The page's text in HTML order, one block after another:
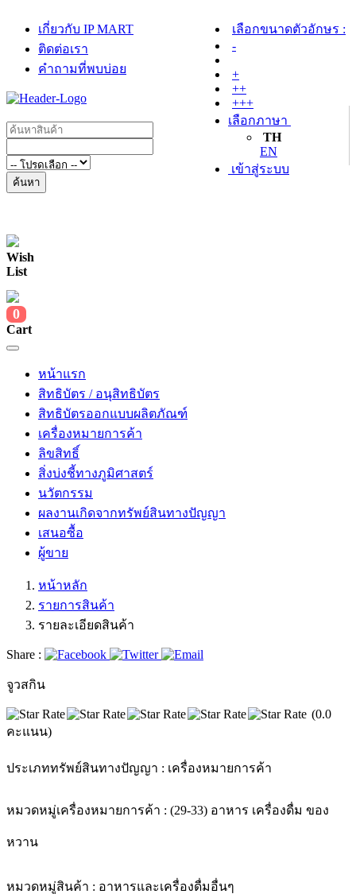
เกี่ยวกับ IP MART
ติดต่อเรา
คำถามที่พบบ่อย
เลือกขนาดตัวอักษร :
-
+
++
+++
เลือกภาษา
TH
EN
เข้าสู่ระบบ
ค้นหา
Wish
List
0
Cart
หน้าแรก
สิทธิบัตร / อนุสิทธิบัตร
สิทธิบัตรออกแบบผลิตภัณฑ์
เครื่องหมายการค้า
ลิขสิทธิ์
สิ่งบ่งชี้ทางภูมิศาสตร์
นวัตกรรม
ผลงานเกิดจากทรัพย์สินทางปัญญา
เสนอซื้อ
ผู้ขาย
หน้าหลัก
รายการสินค้า
รายละเอียดสินค้า
Share :
จูวสกิน
(0.0
คะแนน)
ประเภททรัพย์สินทางปัญญา : เครื่องหมายการค้า
หมวดหมู่เครื่องหมายการค้า : (29-33) อาหาร เครื่องดื่ม ของ
หวาน
หมวดหมู่สินค้า : อาหารและเครื่องดื่มอื่นๆ